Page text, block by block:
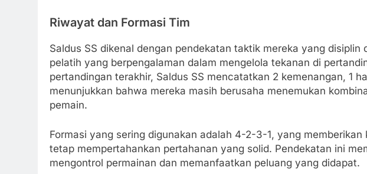
Riwayat dan Formasi Tim
Saldus SS dikenal dengan pendekatan taktik mereka yang disiplin
pelatih yang berpengalaman dalam mengelola tekanan di
pertandingan terakhir, Saldus SS mencatatkan 2 kemenangan, 1
menunjukkan bahwa mereka masih berusaha menemukan
pemain.
Formasi yang sering digunakan adalah 4-2-3-1, yang
tetap mempertahankan pertahanan yang solid. Pendekatan ini
mengontrol permainan dan memanfaatkan peluang yang didapat.